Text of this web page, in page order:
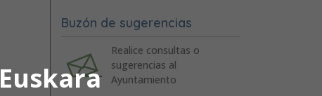
Euskara
Buzón de sugerencias
Realice consultas o
sugerencias al
Ayuntamiento